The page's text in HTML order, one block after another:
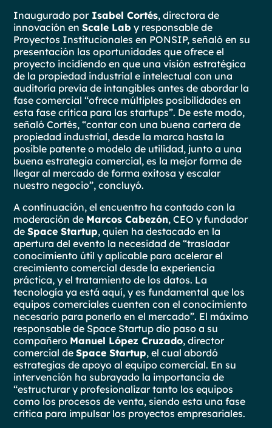
Inaugurado porIsabel Cortés, directora de
innovación enScale Lab y responsable de
Proyectos Institucionales en PONSIP, señaló en su
presentación las oportunidades que ofrece el
proyecto incidiendo en que una visión estratégica
de la propiedad industrial e intelectual con una
auditoría previa de intangibles antes de abordar la
fase comercial “ofrece múltiples posibilidades en
esta fase crítica para las startups”. De este modo,
señaló Cortés, “contar con una buena cartera de
propiedad industrial, desde la marca hasta la
posible patente o modelo de utilidad, junto a una
buena estrategia comercial, es la mejor forma de
llegar al mercado de forma exitosa y escalar
nuestro negocio”, concluyó.
A continuación, el encuentro ha contado con la
moderación de Marcos Cabezón, CEO y fundador
deSpace Startup, quien ha destacado en la
apertura del evento la necesidad de “trasladar
conocimiento útil y aplicable para acelerar el
crecimiento comercial desde la experiencia
práctica, y el tratamiento de los datos. La
tecnología ya está aquí, y es fundamental que los
equipos comerciales cuenten con el conocimiento
necesario para ponerlo en el mercado”. El máximo
responsable de Space Startup dio paso a su
compañero Manuel López Cruzado, director
comercial deSpace Startup, el cual abordó
estrategias de apoyo al equipo comercial. En su
intervención ha subrayado la importancia de
“estructurar y profesionalizar tanto los equipos
como los procesos de venta, siendo esta una fase
crítica para impulsar los proyectos empresariales.